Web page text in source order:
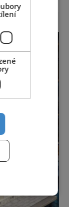
totálně
lázně leží